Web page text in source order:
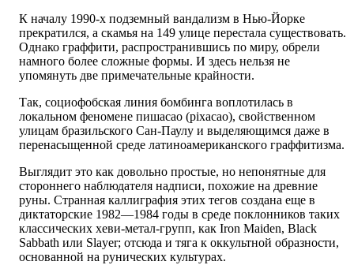
К началу 1990-х подземный вандализм в Нью-Йорке
прекратился, а скамья на 149 улице перестала существовать.
Однако граффити, распространившись по миру, обрели
намного более сложные формы. И здесь нельзя не
упомянуть две примечательные крайности.
Так, социофобская линия бомбинга воплотилась в
локальном феномене пишасао (pixacao), свойственном
улицам бразильского Сан-Паулу и выделяющимся даже в
перенасыщенной среде латиноамериканского граффитизма.
Выглядит это как довольно простые, но непонятные для
стороннего наблюдателя надписи, похожие на древние
руны. Странная каллиграфия этих тегов создана еще в
диктаторские 1982—1984 годы в среде поклонников таких
классических хеви-метал-групп, как Iron Maiden, Black
Sabbath или Slayer; отсюда и тяга к оккультной образности,
основанной на рунических культурах.